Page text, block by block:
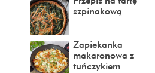
szpinakową
Zapiekanka
makaronowa z
tuńczykiem